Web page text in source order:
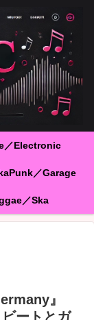
／Electronic
／Garage
／Ska
』
ートとガ